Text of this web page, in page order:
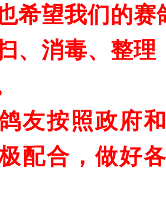
希望我们的
、消毒、整
友按照政府
配合，做好